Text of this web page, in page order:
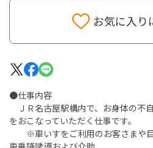
お気に入り
●仕事内容
ＪＲ名古屋駅構内で、お身体の不
をおこなっていただく仕事です。
※車いすをご利用のお客さまや目